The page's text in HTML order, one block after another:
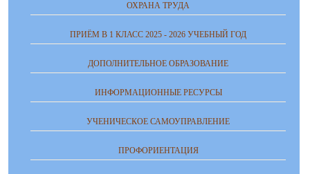
ОХРАНА ТРУДА
ПРИЁМ В 1 КЛАСС 2025 - 2026 УЧЕБНЫЙ ГОД
ДОПОЛНИТЕЛЬНОЕ ОБРАЗОВАНИЕ
ИНФОРМАЦИОННЫЕ РЕСУРСЫ
УЧЕНИЧЕСКОЕ САМОУПРАВЛЕНИЕ
ПРОФОРИЕНТАЦИЯ